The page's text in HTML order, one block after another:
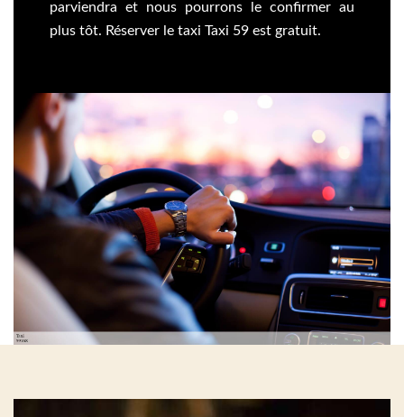
parviendra et nous pourrons le confirmer au
plus tôt. Réserver le taxi Taxi 59 est gratuit.